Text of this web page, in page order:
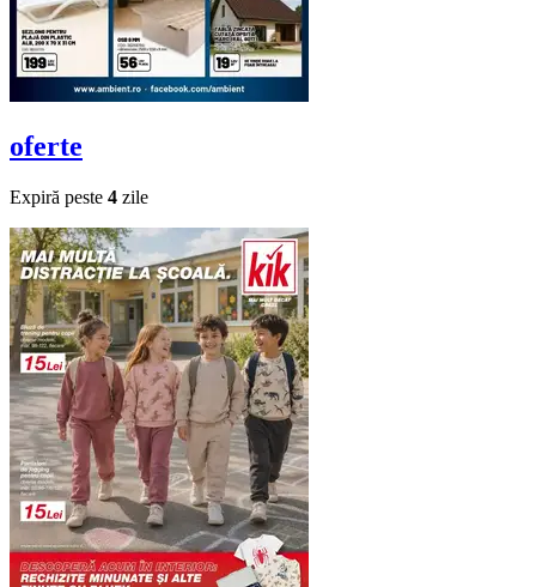
oferte
Expiră peste 4 zile